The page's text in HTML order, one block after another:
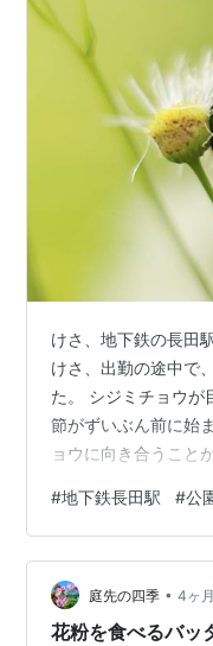
けさ、地下鉄の長田
けさ、出勤の途中で
た。 シジミチョウが
節がずいぶん前に始
ョウに向き合うこと
なく、シジミチョウ
公園を後にすること
ジオンを見に行った
みついていた。 コガ
リ」だった。 「友達
#地下鉄長田駅 #公
庭先の四季 • 4ヶ
花粉を食べるバッ